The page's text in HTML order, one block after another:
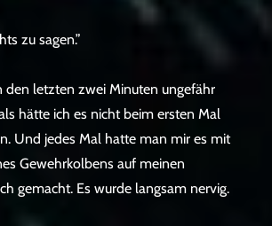
zu sagen.”
den letzten zwei Minuten ungefähr
hätte ich es nicht beim ersten Mal
Und jedes Mal hatte man mir es mit
Gewehrkolbens auf meinen
gemacht. Es wurde langsam nervig.